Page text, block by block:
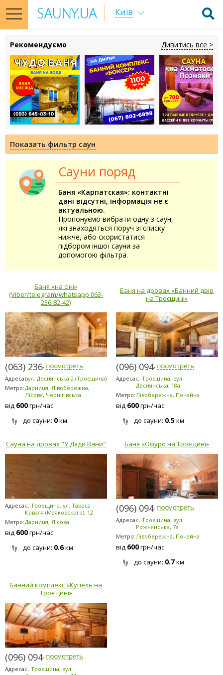
toggle
navigation
Київ
Рекомендуємо Дивитись все >
Сауни поряд
Баня «Карпатская»: контактні
дані відсутні, інформація не є
актуальною.
Пропонуємо вибрати одну з саун,
які знаходяться поруч зі списку
нижче, або скористатися
підбором іншої сауни за
допомогою фільтра.
Баня «на сіні»
(Viber/telegram/whatsapp 063-
236-82-42)
(063) 236-8242
Адреса:вул. Деснянська 2 (Троєщина)
Метро: Дарниця, Лівобережна,
Лісова, Чернігівська
від 600грн/час
до сауни: 0км
Баня на дровах «Банний двір
на Троєщині»
(096) 094-5294
Адреса:с. Троєщина, вул.
Деснянська, 18а
Метро: Лівобережна, Почайна
від 600грн/час
до сауни: 0.5км
Сауна на дровах "У Дяди Вани"
Адреса:с. Троещина, ул. Тараса
Коваля (Маяковского), 12
Метро: Дарниця, Лісова
від 600грн/час
до сауни: 0.6км
Баня «Офуро на Троєщині»
(096) 094-5294
Адреса:с. Троєщина, вул.
Рожнянська, 7а
Метро: Лівобережна, Почайна
від 600грн/час
до сауни: 0.7км
Банний комплекс «Купель на
Троєщині»
(096) 094-5294
Адреса:с. Троєщина, вул.
Показать фильтр саун